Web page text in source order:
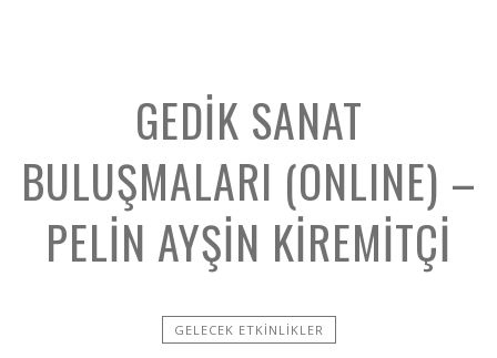
GEDIK SANAT
BULUŞMALARI (ONLINE) –
PELIN AYŞIN KIREMITÇI
GELECEK ETKINLIKLER